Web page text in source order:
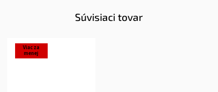
Súvisiaci tovar
Viac za
menej